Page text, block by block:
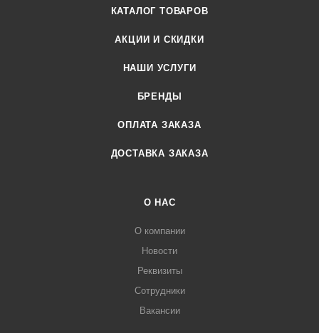
КАТАЛОГ ТОВАРОВ
АКЦИИ И СКИДКИ
НАШИ УСЛУГИ
БРЕНДЫ
ОПЛАТА ЗАКАЗА
ДОСТАВКА ЗАКАЗА
О НАС
О компании
Новости
Реквизиты
Сотрудники
Вакансии